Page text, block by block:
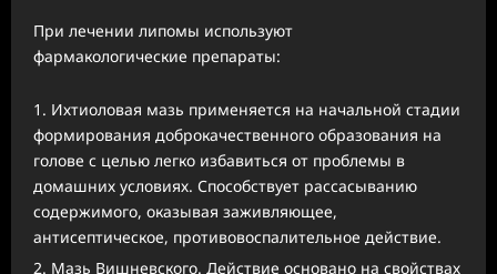
При лечении липомы используют
фармакологические препараты:
Ихтиоловая мазь применяется на начальной стадии
формирования доброкачественного образования на
голове с целью легко избавиться от проблемы в
домашних условиях. Способствует рассасыванию
содержимого, оказывая заживляющее,
антисептическое, противовоспалительное действие.
Мазь Вишневского. Действие основано на свойствах